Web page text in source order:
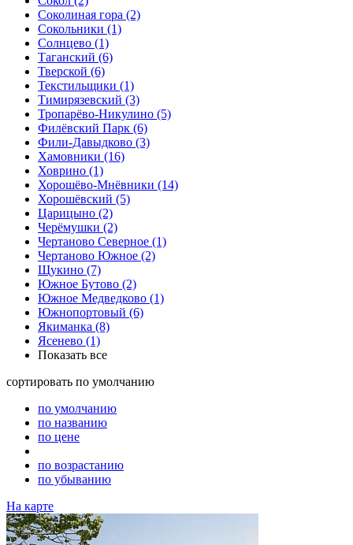
Соколиная гора (2)
Сокольники (1)
Солнцево (1)
Таганский (6)
Тверской (6)
Текстильщики (1)
Тимирязевский (3)
Тропарёво-Никулино (5)
Филёвский Парк (6)
Фили-Давыдково (3)
Хамовники (16)
Ховрино (1)
Хорошёво-Мнёвники (14)
Хорошёвский (5)
Царицыно (2)
Черёмушки (2)
Чертаново Северное (1)
Чертаново Южное (2)
Щукино (7)
Южное Бутово (2)
Южное Медведково (1)
Южнопортовый (6)
Якиманка (8)
Ясенево (1)
Показать все
сортировать по умолчанию
по умолчанию
по названию
по цене
по возрастанию
по убыванию
На карте